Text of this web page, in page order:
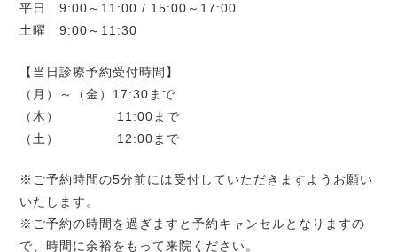
平日 9:00～11:00 / 15:00～17:00
土曜 9:00～11:30
【当日診療予約受付時間】
（月）～（金）17:30まで
（木） 11:00まで
（土） 12:00まで
※ご予約時間の5分前には受付していただきますようお願い
いたします。
※ご予約の時間を過ぎますと予約キャンセルとなりますの
で、時間に余裕をもって来院ください。